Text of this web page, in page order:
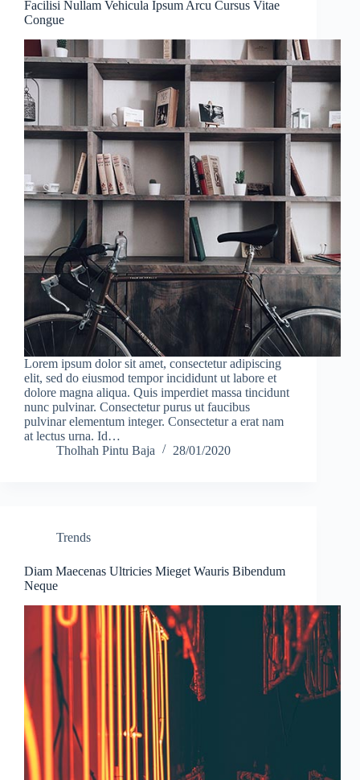
Facilisi Nullam Vehicula Ipsum Arcu Cursus Vitae
Congue
Lorem ipsum dolor sit amet, consectetur adipiscing
elit, sed do eiusmod tempor incididunt ut labore et
dolore magna aliqua. Quis imperdiet massa tincidunt
nunc pulvinar. Consectetur purus ut faucibus
pulvinar elementum integer. Consectetur a erat nam
at lectus urna. Id…
Tholhah Pintu Baja
28/01/2020
Trends
Diam Maecenas Ultricies Mieget Wauris Bibendum
Neque